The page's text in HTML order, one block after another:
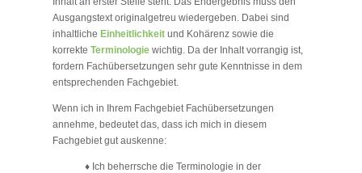
Ausgangstext originalgetreu wiedergeben. Dabei sind
inhaltliche Einheitlichkeitund Kohärenz sowie die
korrekte Terminologiewichtig. Da der Inhalt vorrangig ist,
fordern Fachübersetzungen sehr gute Kenntnisse in dem
entsprechenden Fachgebiet.
Wenn ich in Ihrem Fachgebiet Fachübersetzungen
annehme, bedeutet das, dass ich mich in diesem
Fachgebiet gut auskenne:
♦ Ich beherrsche die Terminologie in der